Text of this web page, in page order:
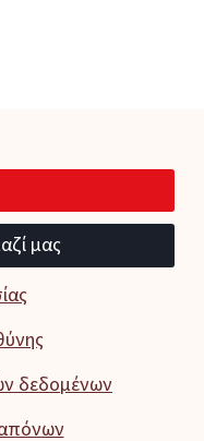
μας
δεδομένων